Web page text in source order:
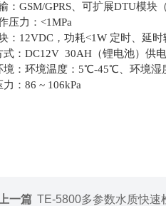
： GSM/GPRS、可扩展DTU模块
压力：<1MPa
： 12VDC，功耗<1W 定时、延时
式：DC12V 30AH（锂电池）供电
境：环境温度：5℃-45℃、环境湿
力：86 ~ 106kPa
上一篇 TE-5800多参数水质快速